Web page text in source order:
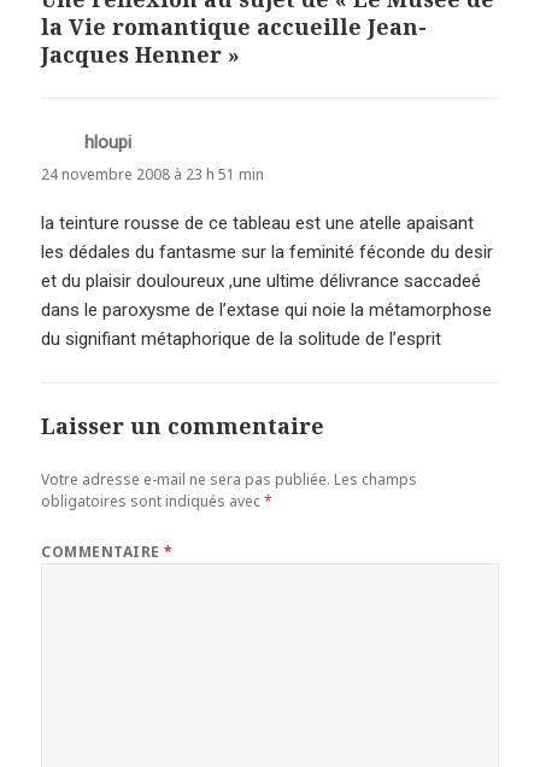
la Vie romantique accueille Jean-
Jacques Henner »
hloupi
24 novembre 2008 à 23 h 51 min
la teinture rousse de ce tableau est une atelle apaisant
les dédales du fantasme sur la feminité féconde du desir
et du plaisir douloureux ,une ultime délivrance saccadeé
dans le paroxysme de l’extase qui noie la métamorphose
du signifiant métaphorique de la solitude de l’esprit
Laisser un commentaire
Votre adresse e-mail ne sera pas publiée. Les champs
obligatoires sont indiqués avec*
COMMENTAIRE*